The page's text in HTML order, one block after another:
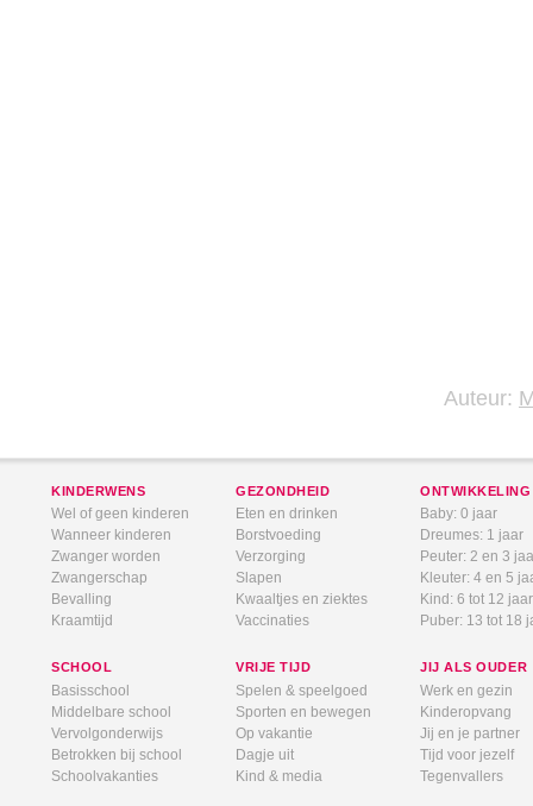
Auteur:
KINDERWENS
Wel of geen kinderen
Wanneer kinderen
Zwanger worden
Zwangerschap
Bevalling
Kraamtijd
GEZONDHEID
Eten en drinken
Borstvoeding
Verzorging
Slapen
Kwaaltjes en ziektes
Vaccinaties
ONTWIKKELING
Baby: 0 jaar
Dreumes: 1 jaar
Peuter: 2 en 3
Kleuter: 4 en 5
Kind: 6 tot 12 jaar
Puber: 13 tot 18
SCHOOL
Basisschool
Middelbare school
Vervolgonderwijs
Betrokken bij school
Schoolvakanties
VRIJE TIJD
Spelen & speelgoed
Sporten en bewegen
Op vakantie
Dagje uit
Kind & media
JIJ ALS OUDER
Werk en gezin
Kinderopvang
Jij en je partner
Tijd voor jezelf
Tegenvallers